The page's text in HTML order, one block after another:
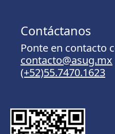
Contáctanos
Ponte en contacto
contacto@asug.mx
(+52)55.7470.1623